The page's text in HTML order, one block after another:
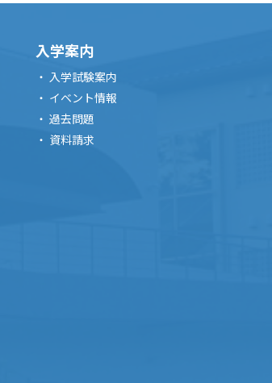
入学案内
入学試験案内
イベント情報
過去問題
資料請求